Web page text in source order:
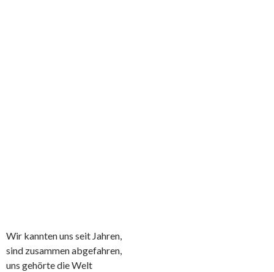
Wir kannten uns seit Jahren,
sind zusammen abgefahren,
uns gehörte die Welt